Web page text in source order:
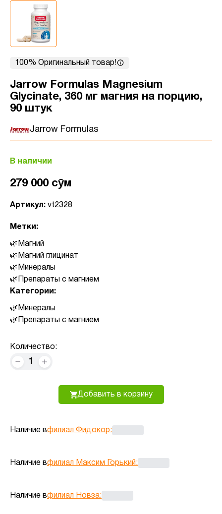
100% Оригинальный товар!
Jarrow Formulas Magnesium
Glycinate, 360 мг магния на порцию,
90 штук
Jarrow Formulas
В наличии
279 000 сӯм
Артикул: vt2328
Метки:
Магний
Магний глицинат
Минералы
Препараты с магнием
Категории:
Минералы
Препараты с магнием
Количество:
1
Добавить в корзину
Наличие вфилиал Фидокор:
Наличие вфилиал Максим Горький :
Наличие вфилиал Новза: